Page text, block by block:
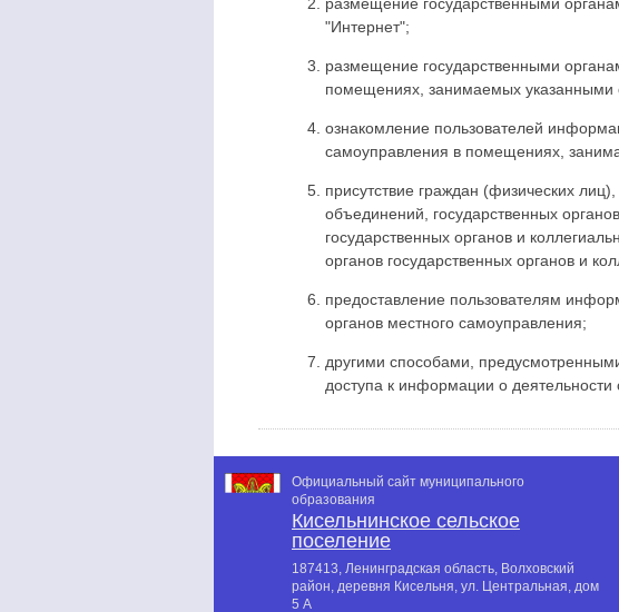
"Интернет";
размещение государственными
помещениях, занимаемых указанными
ознакомление пользователей
самоуправления в помещениях,
присутствие граждан (физических
объединений, государственных
государственных органов и
органов государственных органов и
предоставление пользователям
органов местного самоуправления;
другими способами,
доступа к информации о
Официальный сайт муниципального
образования
Кисельнинское сельское
поселение
187413, Ленинградская область, Волховский
район, деревня Кисельня, ул. Центральная, дом
5 А